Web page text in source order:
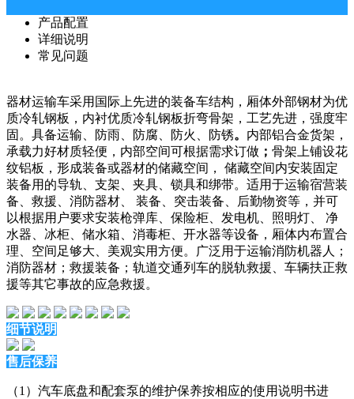
产品配置
详细说明
常见问题
器材运输车采用国际上先进的装备车结构， 厢体外部钢材为优
质冷轧钢板，内衬优质冷轧钢板折弯骨架，工艺先进，强度牢
固。具备运输、防雨、防腐、防火、防锈。 内部铝合金货架，
承载力好材质轻便，内部空间可根据需求订做 ； 骨架上铺设花
纹铝板，形成装备或器材的储藏空间，
储藏空间 内安装固定
装备用的导轨、支架、夹具、锁具和绑带。适用于运输宿营装
备、救援、 消防器材、
装备、突击装备、后勤物资等，并可
以根据用户要求安装枪弹库、保险柜、发电机、照明灯、
净
水器、 冰柜、储水箱、消毒柜、开水器等设备，厢体内布置合
理、空间足够大、美观实用方便。 广泛 用于运输消防机器人；
消防器材；救援装备；轨道交通列车的脱轨救援、车辆扶正救
援等其它事故的应急救援。
细节说明
售后保养
（1）汽车底盘和配套泵的维护保养按相应的使用说明书进